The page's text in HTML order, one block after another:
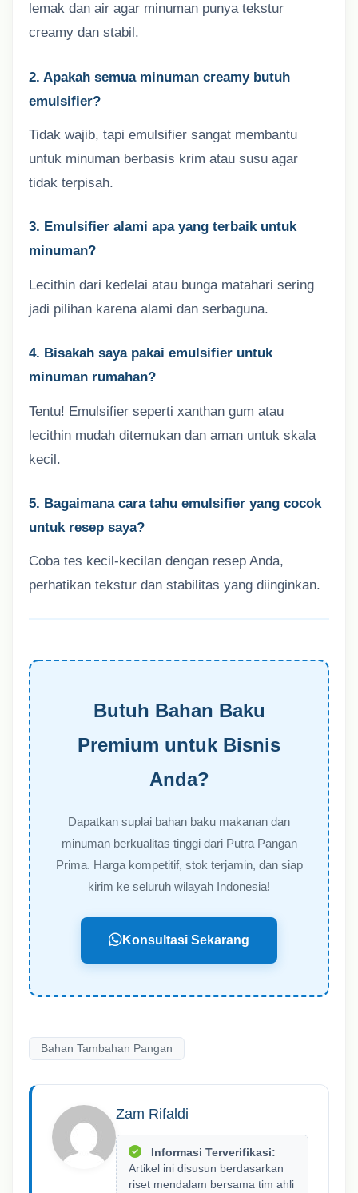
lemak dan air agar minuman punya tekstur
creamy dan stabil.
2. Apakah semua minuman creamy butuh
emulsifier?
Tidak wajib, tapi emulsifier sangat membantu
untuk minuman berbasis krim atau susu agar
tidak terpisah.
3. Emulsifier alami apa yang terbaik untuk
minuman?
Lecithin dari kedelai atau bunga matahari sering
jadi pilihan karena alami dan serbaguna.
4. Bisakah saya pakai emulsifier untuk
minuman rumahan?
Tentu! Emulsifier seperti xanthan gum atau
lecithin mudah ditemukan dan aman untuk skala
kecil.
5. Bagaimana cara tahu emulsifier yang cocok
untuk resep saya?
Coba tes kecil-kecilan dengan resep Anda,
perhatikan tekstur dan stabilitas yang diinginkan.
Butuh Bahan Baku
Premium untuk Bisnis
Anda?
Dapatkan suplai bahan baku makanan dan
minuman berkualitas tinggi dari Putra Pangan
Prima. Harga kompetitif, stok terjamin, dan siap
kirim ke seluruh wilayah Indonesia!
Konsultasi Sekarang
Bahan Tambahan Pangan
Zam Rifaldi
Informasi Terverifikasi:
Artikel ini disusun berdasarkan
riset mendalam bersama tim ahli